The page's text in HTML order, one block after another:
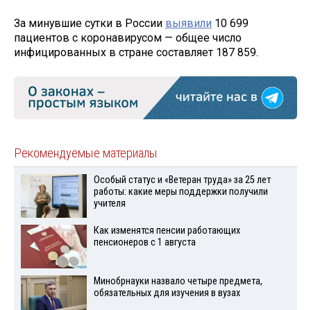
За минувшие сутки в России выявили 10 699
пациентов с коронавирусом — общее число
инфицированных в стране составляет 187 859.
Рекомендуемые материалы
Особый статус и «Ветеран труда» за 25 лет
работы: какие меры поддержки получили
учителя
Как изменятся пенсии работающих
пенсионеров с 1 августа
Минобрнауки назвало четыре предмета,
обязательных для изучения в вузах